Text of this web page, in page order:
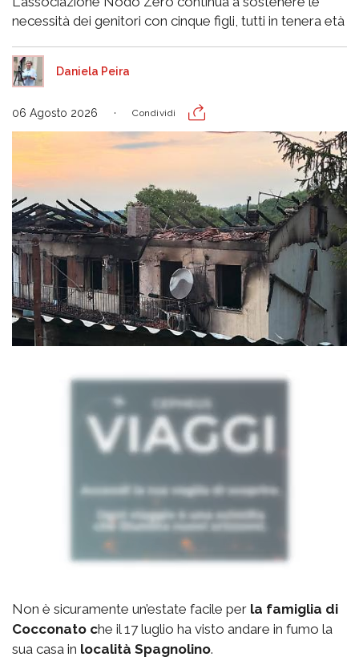
necessità dei genitori con cinque figli, tutti in tenera età
Daniela Peira
06 Agosto 2026 Condividi
Non è sicuramente un’estate facile per la famiglia di
Cocconato che il 17 luglio ha visto andare in fumo la
sua casa in località Spagnolino.